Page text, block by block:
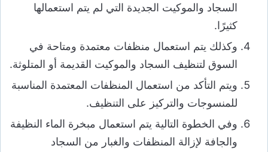
السجاد والموكيت الجديدة التي لم يتم استعمالها
كثيرًا.
وكذلك يتم استعمال منظفات معتمدة ومتاحة في
السوق لتنظيف السجاد والموكيت القديمة أو المتلوثة.
ويتم التأكد من استعمال المنظفات المعتمدة المناسبة
للمنسوجات والتركيز على التنظيف.
وفي الخطوة التالية يتم استعمال مبخرة الماء النظيفة
والجافة لإزالة المنظفات والغبار من السجاد